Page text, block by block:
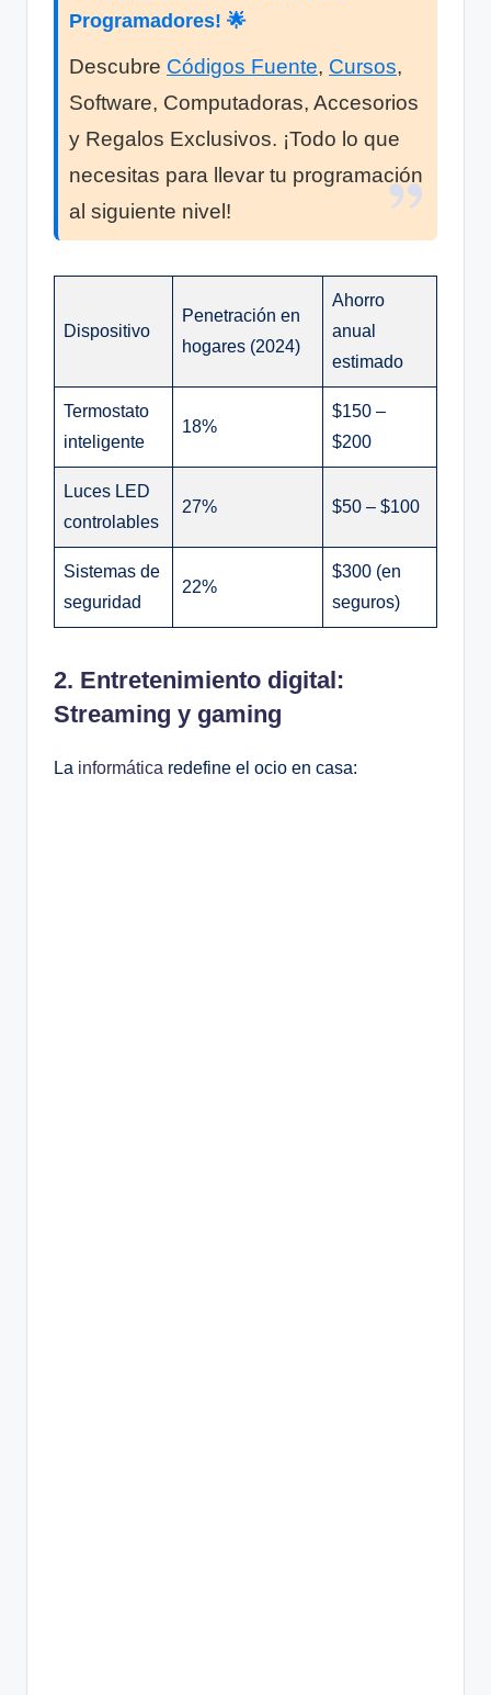
Programadores! 🌟
Descubre Códigos Fuente, Cursos,
Software, Computadoras, Accesorios
y Regalos Exclusivos. ¡Todo lo que
necesitas para llevar tu programación
al siguiente nivel!
Dispositivo
Penetración en
hogares (2024)
Ahorro
anual
estimado
Termostato
inteligente
18%
$150 –
$200
Luces LED
controlables
27% $50 – $100
Sistemas de
seguridad
22%
$300 (en
seguros)
2. Entretenimiento digital:
Streaming y gaming
La informática redefine el ocio en casa: